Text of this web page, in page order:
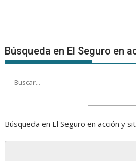
Búsqueda en El Seguro en
Búsqueda en El Seguro en acción y